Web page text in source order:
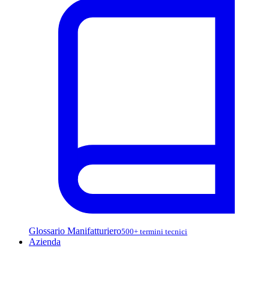
Glossario Manifatturiero500+ termini tecnici
Azienda